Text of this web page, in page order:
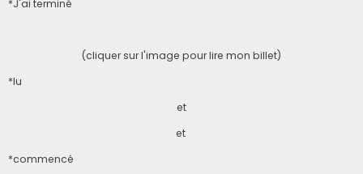
*J'ai terminé
(cliquer sur l'image pour lire mon billet)
*lu
et
et
*commencé